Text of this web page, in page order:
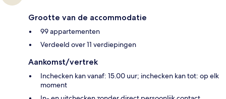
Grootte van de accommodatie
99 appartementen
Verdeeld over 11 verdiepingen
Aankomst/vertrek
Inchecken kan vanaf: 15.00 uur; inchecken kan tot: op elk
moment